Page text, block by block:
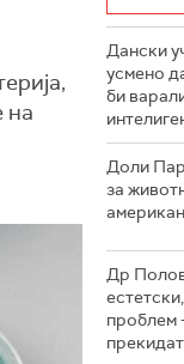
на
Дански
усмено
би
Доли
за
Др
проблем